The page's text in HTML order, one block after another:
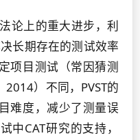
论上的重大进步，利
长期存在的测试效率
项目测试（常因猜测
）不同，PVST的
难度，减少了测量误
中CAT研究的支持，